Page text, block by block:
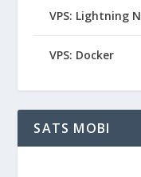
VPS: Lightning
VPS: Docker
SATS MOBI